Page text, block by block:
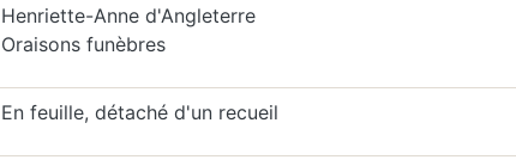
Henriette-Anne d'Angleterre
Oraisons funèbres
En feuille, détaché d'un recueil